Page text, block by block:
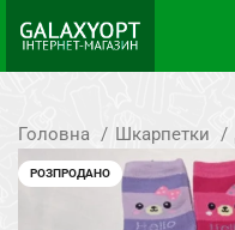
Головна Шкарпетки
РОЗПРОДАНО